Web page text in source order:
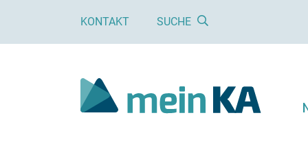
KONTAKT SUCHE